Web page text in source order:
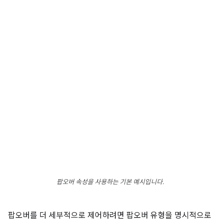
팝오버 속성을 사용하는 기본 예시입니다.
팝오버를 더 세부적으로 제어하려면 팝오버 유형을 명시적으로